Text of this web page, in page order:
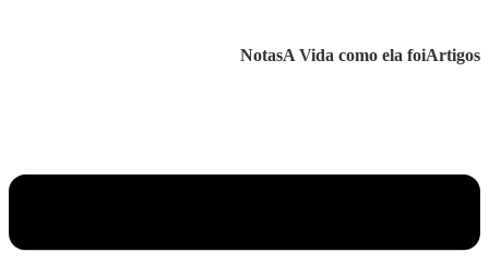
NotasA Vida como ela foiArtigos